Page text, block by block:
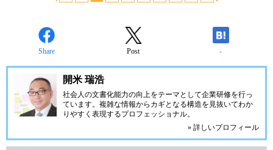
Share Post -
開米 瑞浩
社会人の文書化能力の向上をテーマとして企業研修を行っ
ています。複雑な情報からカギとなる構造を見抜いてわか
りやすく表現するプロフェッショナル。
» 詳しいプロフィール